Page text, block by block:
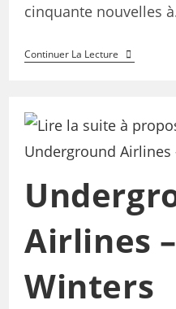
cinquante nouvelles
Continuer La Lecture
Airlines
Winters